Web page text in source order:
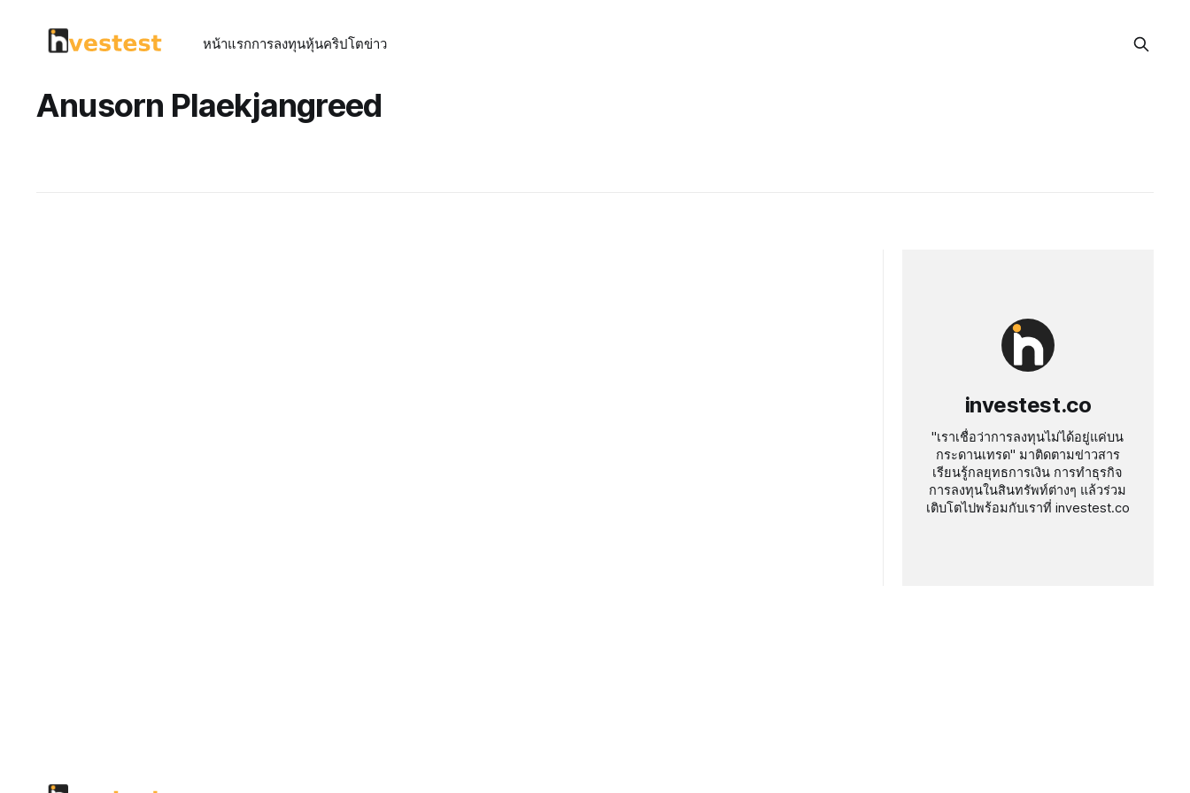
หน้าแรกการลงทุนหุ้นคริปโตข่าว
Anusorn Plaekjangreed
investest.co
"เราเชื่อว่าการลงทุนไม่ได้อยู่แค่บน
กระดานเทรด" มาติดตามข่าวสาร
เรียนรู้กลยุทธการเงิน การทำธุรกิจ
การลงทุนในสินทรัพท์ต่างๆ แล้วร่วม
เติบโตไปพร้อมกับเราที่ investest.co